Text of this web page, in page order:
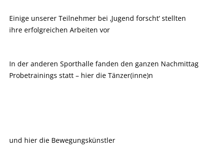
Einige unserer Teilnehmer bei ‚Jugend forscht‘ stellten
ihre erfolgreichen Arbeiten vor
In der anderen Sporthalle fanden den ganzen Nachmittag
Probetrainings statt – hier die Tänzer(inne)n
und hier die Bewegungskünstler